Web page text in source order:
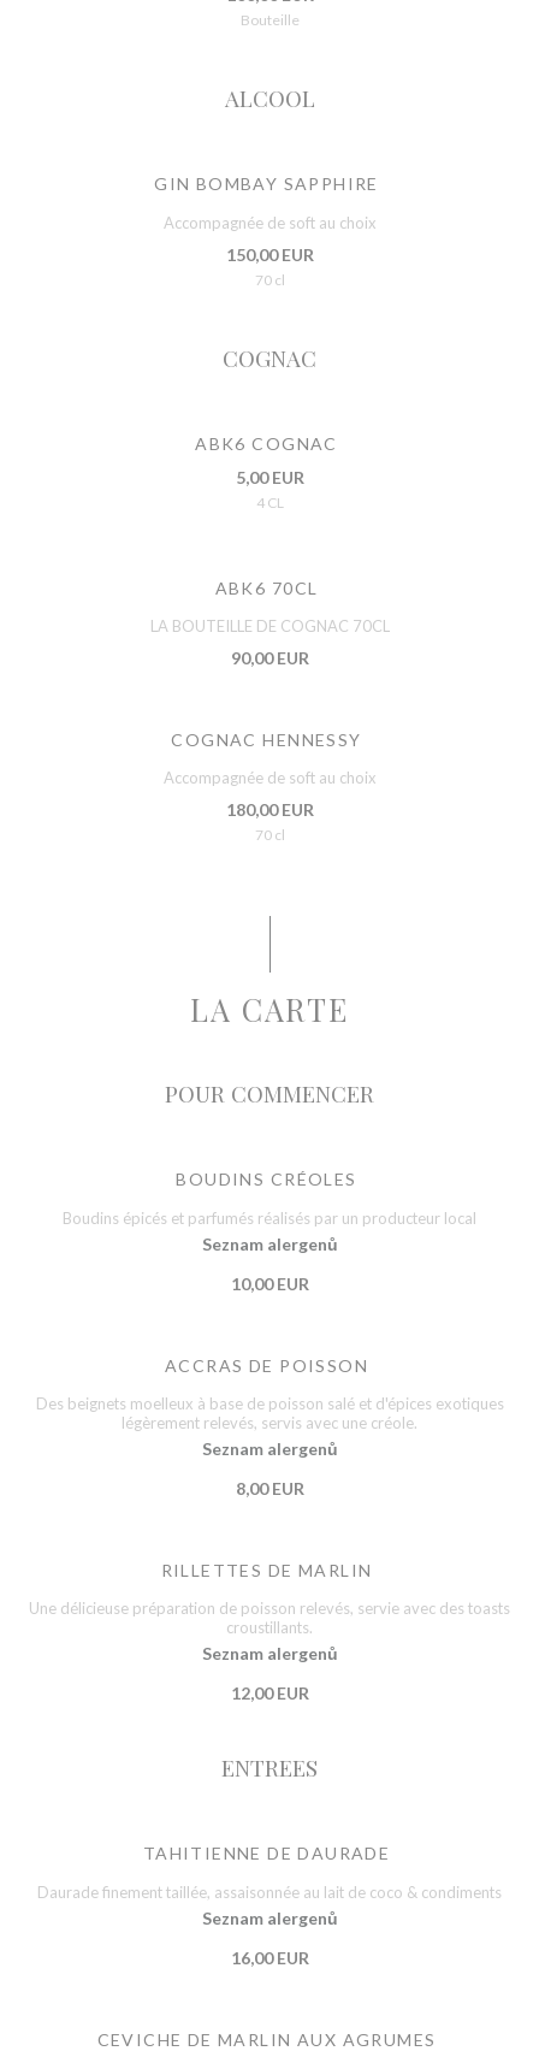
Bouteille
ALCOOL
GIN BOMBAY SAPPHIRE
Accompagnée de soft au choix
150,00 EUR
70 cl
COGNAC
ABK6 COGNAC
5,00 EUR
4 CL
ABK6 70CL
LA BOUTEILLE DE COGNAC 70CL
90,00 EUR
COGNAC HENNESSY
Accompagnée de soft au choix
180,00 EUR
70 cl
LA CARTE
POUR COMMENCER
BOUDINS CRÉOLES
Boudins épicés et parfumés réalisés par un producteur local
Seznam alergenů
10,00 EUR
ACCRAS DE POISSON
Des beignets moelleux à base de poisson salé et d'épices exotiques
légèrement relevés, servis avec une créole.
Seznam alergenů
8,00 EUR
RILLETTES DE MARLIN
Une délicieuse préparation de poisson relevés, servie avec des toasts
croustillants.
Seznam alergenů
12,00 EUR
ENTREES
TAHITIENNE DE DAURADE
Daurade finement taillée, assaisonnée au lait de coco & condiments
Seznam alergenů
16,00 EUR
CEVICHE DE MARLIN AUX AGRUMES